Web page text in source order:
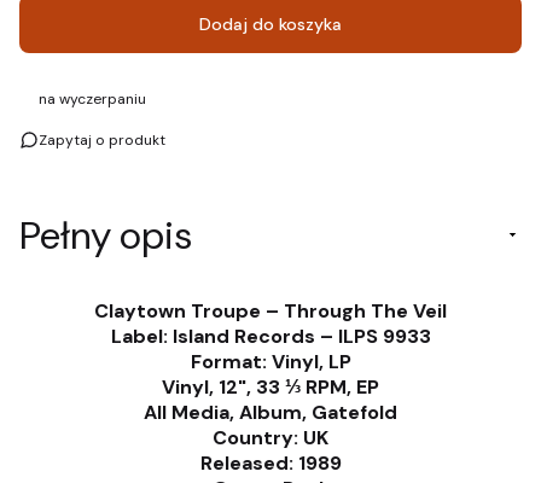
Dodaj do koszyka
na wyczerpaniu
Zapytaj o produkt
Pełny opis
Claytown Troupe – Through The Veil
Label: Island Records – ILPS 9933
Format: Vinyl, LP
Vinyl, 12", 33 ⅓ RPM, EP
All Media, Album, Gatefold
Country: UK
Released: 1989